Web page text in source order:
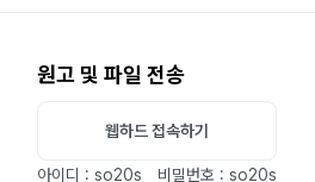
원고 및 파일 전송
웹하드 접속하기
아이디 : so20s 비밀번호 : so20s